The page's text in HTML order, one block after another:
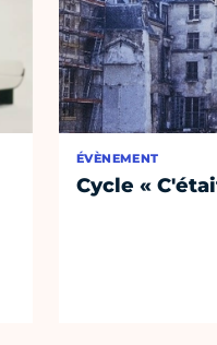
ÉVÈNEMENT
Cycle «